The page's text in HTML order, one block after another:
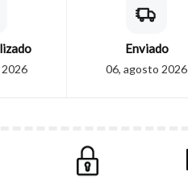
Enviado
06, agosto 2026